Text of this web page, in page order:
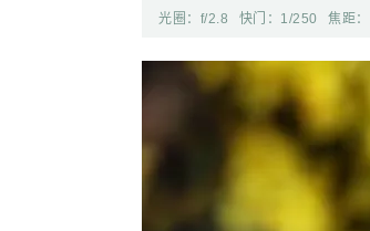
光圈： f/2.8 快门： 1/250 焦距：